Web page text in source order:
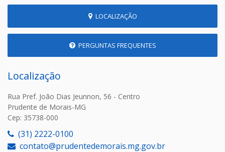
LOCALIZAÇÃO
PERGUNTAS FREQUENTES
Localização
Rua Pref. João Dias Jeunnon, 56 - Centro
Prudente de Morais-MG
Cep: 35738-000
(31) 2222-0100
contato@prudentedemorais.mg.gov.br